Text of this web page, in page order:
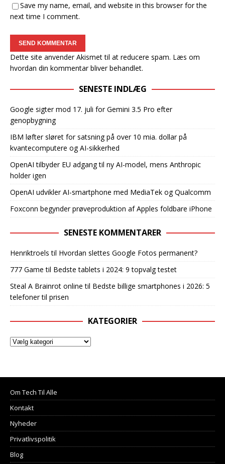
Save my name, email, and website in this browser for the
next time I comment.
Dette site anvender Akismet til at reducere spam. Læs om
hvordan din kommentar bliver behandlet.
SENESTE INDLÆG
Google sigter mod 17. juli for Gemini 3.5 Pro efter
genopbygning
IBM løfter sløret for satsning på over 10 mia. dollar på
kvantecomputere og AI-sikkerhed
OpenAI tilbyder EU adgang til ny AI-model, mens Anthropic
holder igen
OpenAI udvikler AI-smartphone med MediaTek og Qualcomm
Foxconn begynder prøveproduktion af Apples foldbare iPhone
SENESTE KOMMENTARER
Henriktroels til Hvordan slettes Google Fotos permanent?
777 Game til Bedste tablets i 2024: 9 topvalg testet
Steal A Brainrot online til Bedste billige smartphones i 2026: 5
telefoner til prisen
KATEGORIER
Om Tech Til Alle
Kontakt
Nyheder
Privatlivspolitik
Blog